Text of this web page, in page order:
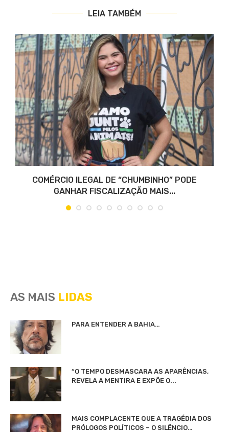
LEIA TAMBÉM
COMÉRCIO ILEGAL DE “CHUMBINHO” PODE
GANHAR FISCALIZAÇÃO MAIS...
AS MAIS LIDAS
PARA ENTENDER A BAHIA…
“O TEMPO DESMASCARA AS APARÊNCIAS,
REVELA A MENTIRA E EXPÕE O...
MAIS COMPLACENTE QUE A TRAGÉDIA DOS
PRÓLOGOS POLÍTICOS – O SILÊNCIO…